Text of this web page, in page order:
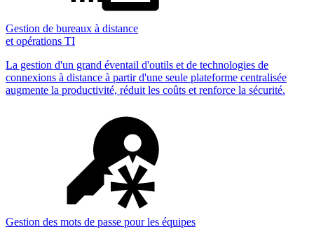
Gestion de bureaux à distance
et opérations TI
La gestion d'un grand éventail d'outils et de technologies de
connexions à distance à partir d'une seule plateforme centralisée
augmente la productivité, réduit les coûts et renforce la sécurité.
Gestion des mots de passe pour les équipes